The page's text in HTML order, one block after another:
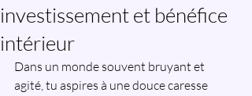
investissement et bénéfice
intérieur
Dans un monde souvent bruyant et
agité, tu aspires à une douce caresse